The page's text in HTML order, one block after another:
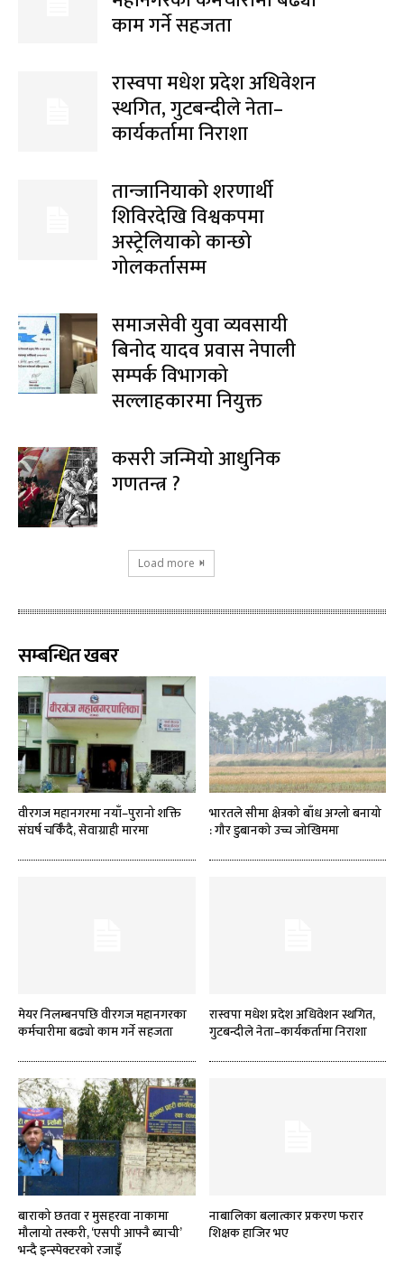
काम गर्ने सहजता
रास्वपा मधेश प्रदेश अधिवेशन
स्थगित, गुटबन्दीले नेता–
कार्यकर्तामा निराशा
तान्जानियाको शरणार्थी
शिविरदेखि विश्वकपमा
अस्ट्रेलियाको कान्छो
गोलकर्तासम्म
समाजसेवी युवा व्यवसायी
बिनोद यादव प्रवास नेपाली
सम्पर्क विभागको
सल्लाहकारमा नियुक्त
कसरी जन्मियो आधुनिक
गणतन्त्र ?
Load more
सम्बन्धित खबर
वीरगज महानगरमा नयाँ–पुरानो शक्ति
संघर्ष चर्किँदै, सेवाग्राही मारमा
भारतले सीमा क्षेत्रको बाँध अग्लो बनायो
: गौर डुबानको उच्च जोखिममा
मेयर निलम्बनपछि वीरगज महानगरका
कर्मचारीमा बढ्यो काम गर्ने सहजता
रास्वपा मधेश प्रदेश अधिवेशन स्थगित,
गुटबन्दीले नेता–कार्यकर्तामा निराशा
बाराको छतवा र मुसहरवा नाकामा
मौलायो तस्करी, ‘एसपी आफ्नै ब्याची’
भन्दै इन्स्पेक्टरको रजाइँ
नाबालिका बलात्कार प्रकरण फरार
शिक्षक हाजिर भए